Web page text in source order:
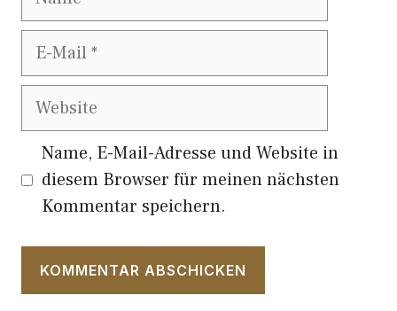
E-
Website
Name, E-Mail-Adresse und Website in
diesem Browser für meinen nächsten
Kommentar speichern.